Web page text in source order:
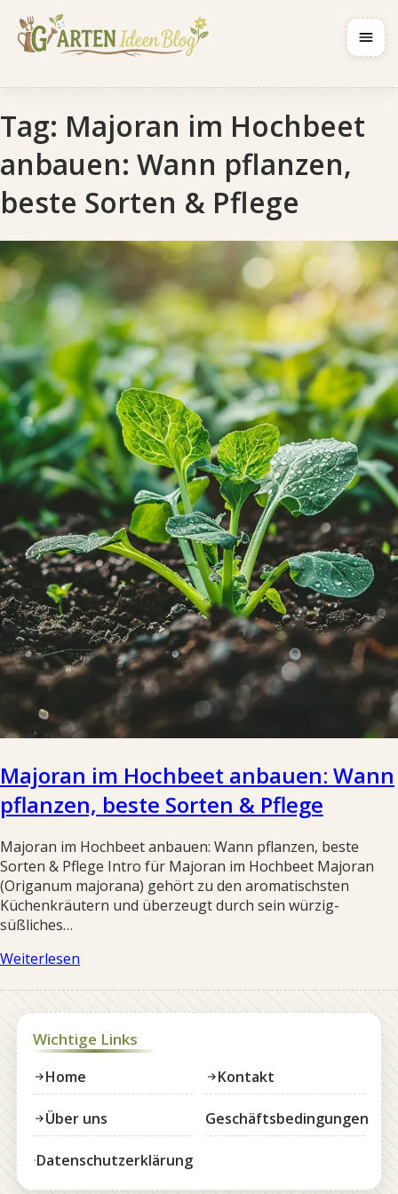
Tag: Majoran im Hochbeet
anbauen: Wann pflanzen,
beste Sorten & Pflege
Majoran im Hochbeet anbauen: Wann
pflanzen, beste Sorten & Pflege
Majoran im Hochbeet anbauen: Wann pflanzen, beste
Sorten & Pflege Intro für Majoran im Hochbeet Majoran
(Origanum majorana) gehört zu den aromatischsten
Küchenkräutern und überzeugt durch sein würzig-
süßliches…
Weiterlesen
Wichtige Links
Home Kontakt
Über uns Geschäftsbedingungen
Datenschutzerklärung